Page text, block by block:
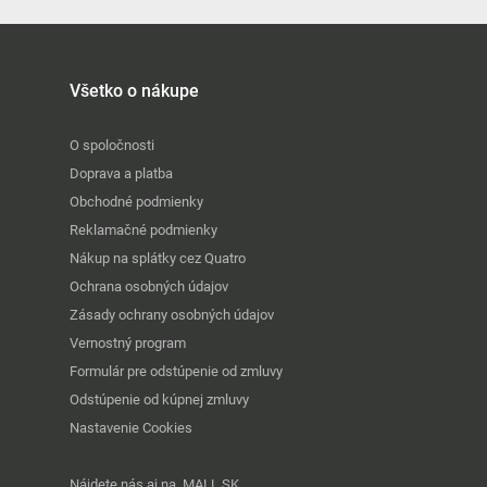
Všetko o nákupe
O spoločnosti
Doprava a platba
Obchodné podmienky
Reklamačné podmienky
Nákup na splátky cez Quatro
Ochrana osobných údajov
Zásady ochrany osobných údajov
Vernostný program
Formulár pre odstúpenie od zmluvy
Odstúpenie od kúpnej zmluvy
Nastavenie Cookies